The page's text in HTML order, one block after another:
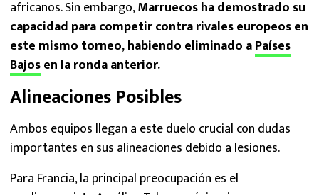
africanos. Sin embargo,Marruecos ha demostrado su
capacidad para competir contra rivales europeos en
este mismo torneo, habiendo eliminado aPaíses
Bajosen la ronda anterior.
Alineaciones Posibles
Ambos equipos llegan a este duelo crucial con dudas
importantes en sus alineaciones debido a lesiones.
Para Francia, la principal preocupación es el